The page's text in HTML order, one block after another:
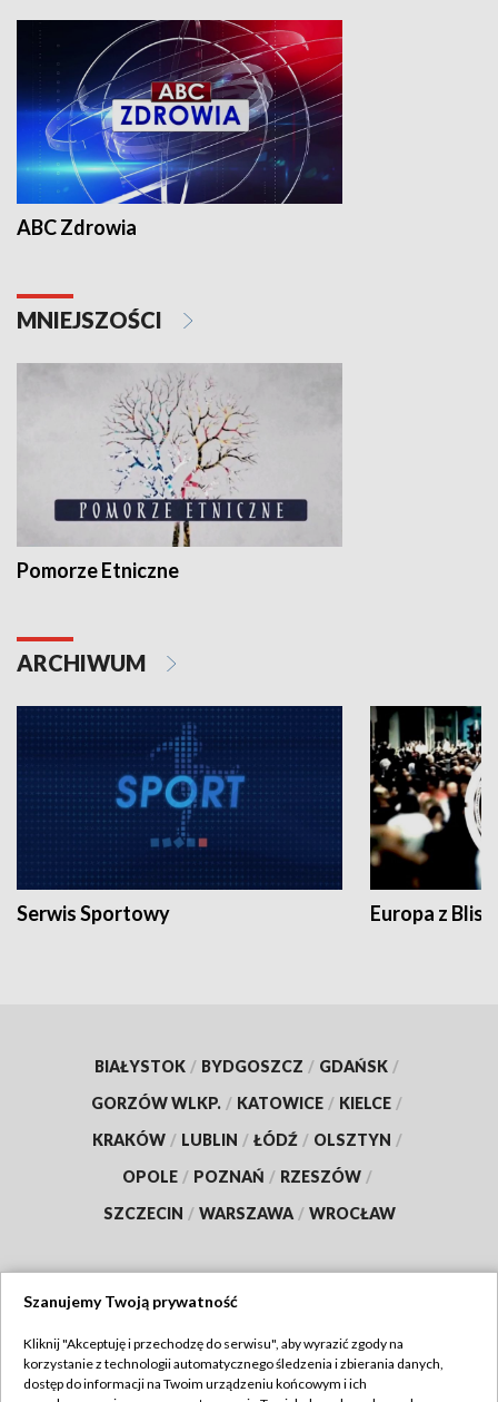
ABC Zdrowia
MNIEJSZOŚCI
Pomorze Etniczne
ARCHIWUM
Serwis Sportowy Europa z
BIAŁYSTOK / BYDGOSZCZ / GDAŃSK /
GORZÓW WLKP. / KATOWICE / KIELCE /
KRAKÓW / LUBLIN / ŁÓDŹ / OLSZTYN /
OPOLE / POZNAŃ / RZESZÓW /
SZCZECIN / WARSZAWA / WROCŁAW
TVP
Szanujemy Twoją prywatność
Kliknij "Akceptuję i przechodzę do serwisu", aby wyrazić zgody na
korzystanie z technologii automatycznego śledzenia i zbierania danych,
dostęp do informacji na Twoim urządzeniu końcowym i ich